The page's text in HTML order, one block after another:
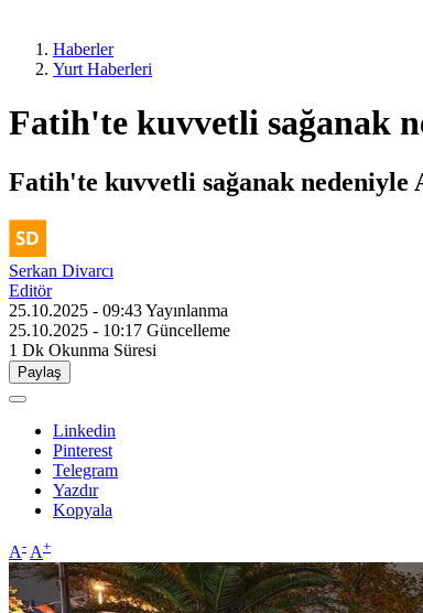
Haberler
Yurt Haberleri
Fatih'te kuvvetli sağanak
Fatih'te kuvvetli sağanak nedeniyle
Serkan Divarcı
Editör
25.10.2025 - 09:43Yayınlanma
25.10.2025 - 10:17 Güncelleme
1 Dk Okunma Süresi
Paylaş
Linkedin
Pinterest
Telegram
Yazdır
Kopyala
A- A+